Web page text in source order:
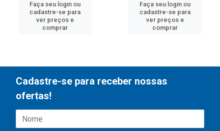
Faça seu login ou
cadastre-se para
ver preços e
comprar
Faça seu login ou
cadastre-se para
ver preços e
comprar
Cadastre-se para receber nossas
ofertas!